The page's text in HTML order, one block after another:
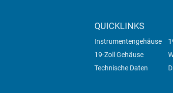
QUICKLINKS
Instrumentengehäuse
19-Zoll Gehäuse
Technische Daten